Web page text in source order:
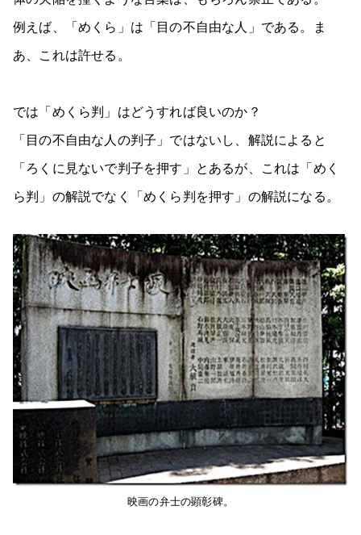
例えば、「めくら」は「目の不自由な人」である。ま
あ、これは許せる。
では「めくら判」はどうすれば良いのか？
「目の不自由な人の判子」ではないし、解説によると
「ろくに見ないで判子を押す」とあるが、これは「めく
ら判」の解説でなく「めくら判を押す」の解説になる。
映画の弁士の顕彰碑。